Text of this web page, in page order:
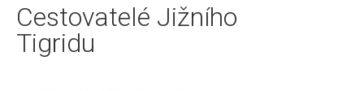
Cestovatelé Jižního
Tigridu